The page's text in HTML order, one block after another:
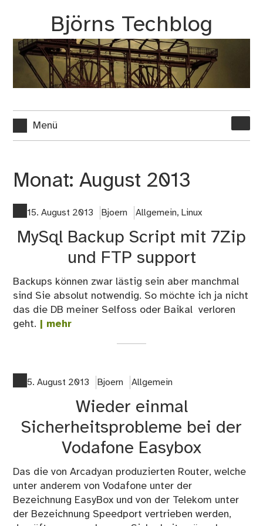
springen
Björns Techblog
Menü
nach:
Monat:August 2013
15. August 2013 Bjoern Allgemein, Linux
MySql Backup Script mit 7Zip
und FTP support
Backups können zwar lästig sein aber manchmal
sind Sie absolut notwendig. So möchte ich ja nicht
das die DB meiner Selfoss oder Baikal verloren
geht. | mehr
5. August 2013 Bjoern Allgemein
Wieder einmal
Sicherheitsprobleme bei der
Vodafone Easybox
Das die von Arcadyan produzierten Router, welche
unter anderem von Vodafone unter der
Bezeichnung EasyBox und von der Telekom unter
der Bezeichnung Speedport vertrieben werden,